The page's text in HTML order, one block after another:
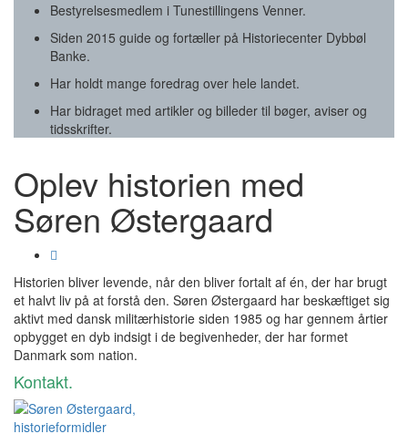
Bestyrelsesmedlem i Tunestillingens Venner.
Siden 2015 guide og fortæller på Historiecenter Dybbøl
Banke.
Har holdt mange foredrag over hele landet.
Har bidraget med artikler og billeder til bøger, aviser og
tidsskrifter.
Oplev historien med
Søren Østergaard
Historien bliver levende, når den bliver fortalt af én, der har brugt
et halvt liv på at forstå den. Søren Østergaard har beskæftiget sig
aktivt med dansk militærhistorie siden 1985 og har gennem årtier
opbygget en dyb indsigt i de begivenheder, der har formet
Danmark som nation.
Kontakt.